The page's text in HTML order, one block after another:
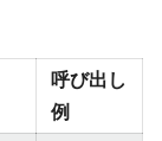
呼び出し
例